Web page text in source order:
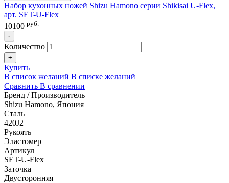
Набор кухонных ножей Shizu Hamono серии Shikisai U-Flex,
арт. SET-U-Flex
10100 руб.
-
Количество
+
Купить
В список желаний В списке желаний
Сравнить В сравнении
Бренд / Производитель
Shizu Hamono, Япония
Сталь
420J2
Рукоять
Эластомер
Артикул
SET-U-Flex
Заточка
Двусторонняя